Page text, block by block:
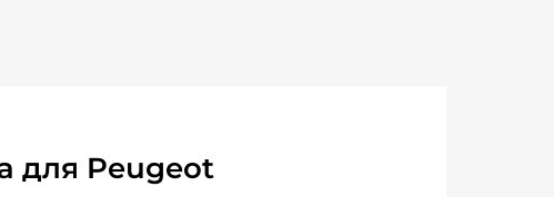
для Peugeot